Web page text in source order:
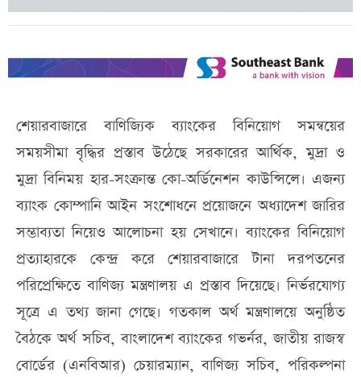
শেয়ারবাজারে বাণিজ্যিক ব্যাংকের বিনিয়োগ সমন্বয়ের
সময়সীমা বৃদ্ধির প্রস্তাব উঠেছে সরকারের আর্থিক, মুদ্রা ও
মুদ্রা বিনিময় হার-সংক্রান্ত কো-অর্ডিনেশন কাউন্সিলে। এজন্য
ব্যাংক কোম্পানি আইন সংশোধনে প্রয়োজনে অধ্যাদেশ জারির
সম্ভাব্যতা নিয়েও আলোচনা হয় সেখানে। ব্যাংকের বিনিয়োগ
প্রত্যাহারকে কেন্দ্র করে শেয়ারবাজারে টানা দরপতনের
পরিপ্রেক্ষিতে বাণিজ্য মন্ত্রণালয় এ প্রস্তাব দিয়েছে। নির্ভরযোগ্য
সূত্রে এ তথ্য জানা গেছে। গতকাল অর্থ মন্ত্রণালয়ে অনুষ্ঠিত
বৈঠকে অর্থ সচিব, বাংলাদেশ ব্যাংকের গভর্নর, জাতীয় রাজস্ব
বোর্ডের (এনবিআর) চেয়ারম্যান, বাণিজ্য সচিব, পরিকল্পনা